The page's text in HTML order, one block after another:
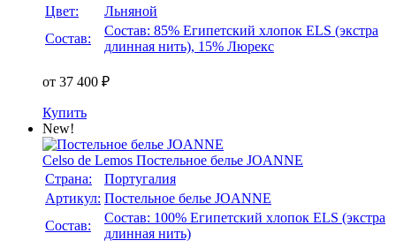
Цвет:
Льняной
Состав:
Состав: 85% Египетский хлопок ELS (экстра
длинная нить), 15% Люрекс
от 37 400 ₽
Купить
New!
Celso de Lemos Постельное белье JOANNE
Страна:
Португалия
Артикул: Постельное белье JOANNE
Состав:
Состав: 100% Египетский хлопок ELS (экстра
длинная нить)